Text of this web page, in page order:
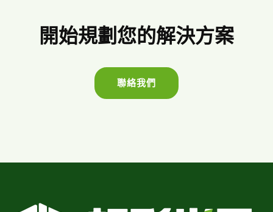
開始規劃您的解決方案
聯絡我們